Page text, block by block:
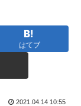
はてブ
2021.04.14 10:55